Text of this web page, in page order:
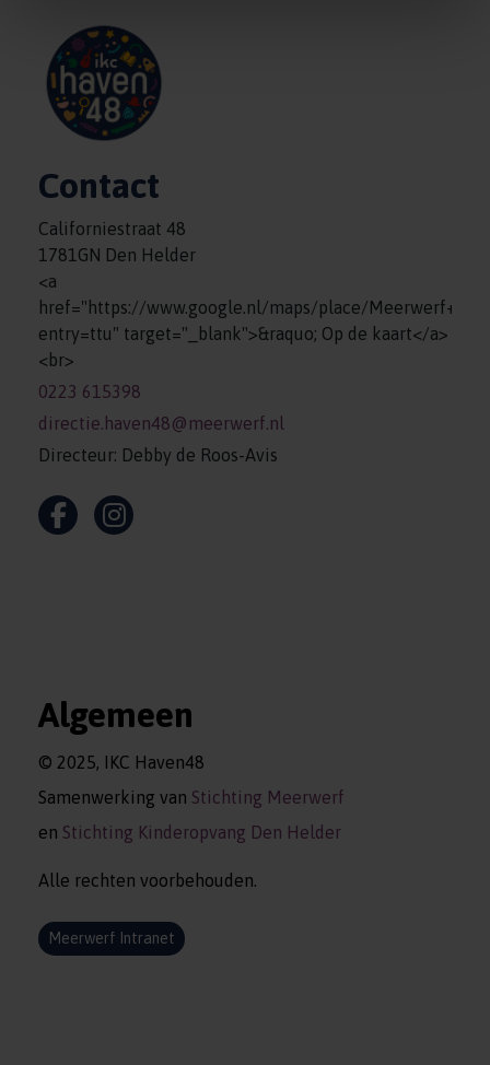
Contact
Californiestraat 48
1781GN Den Helder
<a
href="https://www.google.nl/maps/place/
entry=ttu" target="_blank">&raquo; Op de kaart</a>
<br>
0223 615398
directie.haven48@meerwerf.nl
Directeur: Debby de Roos-Avis
Algemeen
© 2025, IKC Haven48
Samenwerking van Stichting Meerwerf
en Stichting Kinderopvang Den Helder
Alle rechten voorbehouden.
Meerwerf Intranet